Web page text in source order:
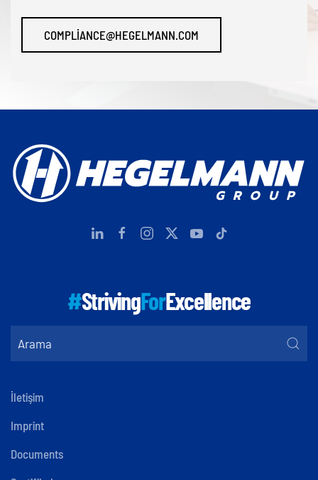
COMPLIANCE@HEGELMANN.COM
#StrivingForExcellence
İletişim
Imprint
Documents